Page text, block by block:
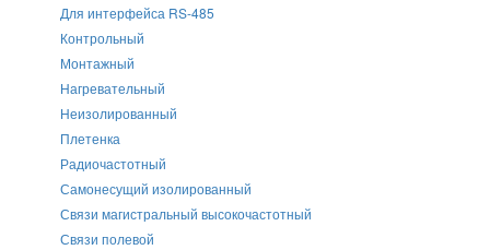
Для интерфейса RS-485
Контрольный
Монтажный
Нагревательный
Неизолированный
Плетенка
Радиочастотный
Самонесущий изолированный
Связи магистральный высокочастотный
Связи полевой